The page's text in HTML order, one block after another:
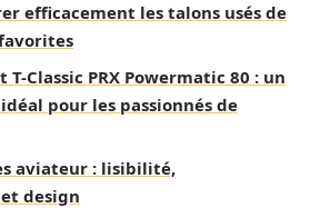
efficacement les talons usés de
T-Classic PRX Powermatic 80 : un
pour les passionnés de
aviateur : lisibilité,
design